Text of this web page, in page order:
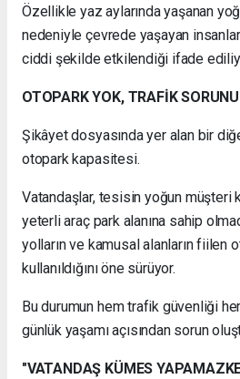
Özellikle yaz aylarında yaşanan
nedeniyle çevrede yaşayan
ciddi şekilde etkilendiği ifade
OTOPARK YOK, TRAFİK
Şikâyet dosyasında yer alan bir
otopark kapasitesi.
Vatandaşlar, tesisin yoğun müşteri
yeterli araç park alanına sahip
yolların ve kamusal alanların fiilen
kullanıldığını öne sürüyor.
Bu durumun hem trafik güvenliği
günlük yaşamı açısından sorun
"VATANDAŞ KÜMES